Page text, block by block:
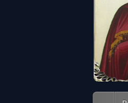
Main menu